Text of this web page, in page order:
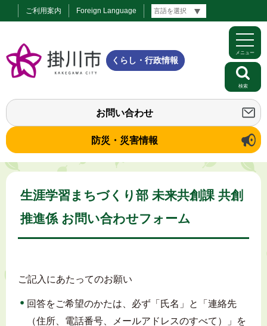
ご利用案内 Foreign Language
くらし・行政情報
お問い合わせ
防災・災害情報
メニュー
検索
生涯学習まちづくり部 未来共創課 共創
推進係 お問い合わせフォーム
ご記入にあたってのお願い
回答をご希望のかたは、必ず「氏名」と「連絡先
（住所、電話番号、メールアドレスのすべて）」を